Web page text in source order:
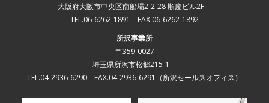
大阪府大阪市中央区南船場2-2-28 順慶ビル2F
TEL.06-6262-1891 FAX.06-6262-1892
所沢事業所
〒359-0027
埼玉県所沢市松郷215-1
TEL.04-2936-6290 FAX.04-2936-6291 （所沢セールスオフィス）